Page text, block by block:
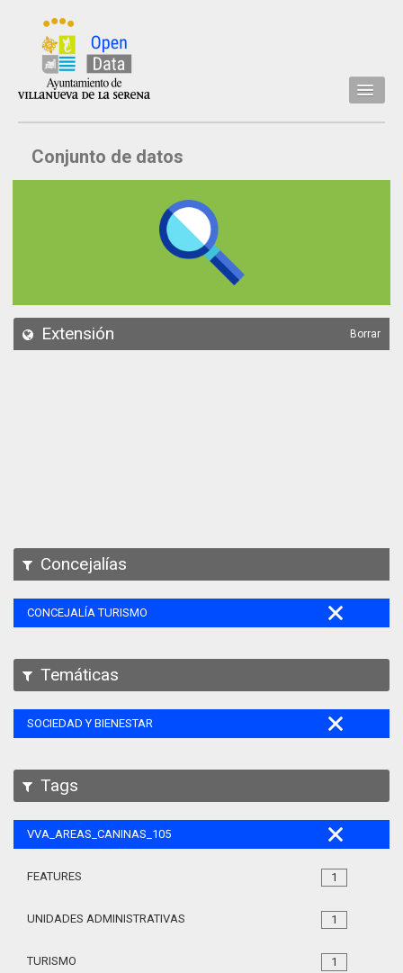
Inicio
Datos
API
Conjunto de datos
Extensión Borrar
Concejalías
CONCEJALÍA TURISMO
Temáticas
SOCIEDAD Y BIENESTAR
Tags
VVA_AREAS_CANINAS_105
1
FEATURES
1
UNIDADES ADMINISTRATIVAS
1
TURISMO